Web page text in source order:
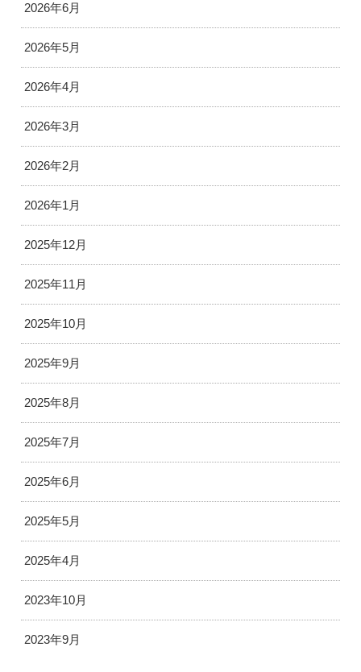
2026年6月
2026年5月
2026年4月
2026年3月
2026年2月
2026年1月
2025年12月
2025年11月
2025年10月
2025年9月
2025年8月
2025年7月
2025年6月
2025年5月
2025年4月
2023年10月
2023年9月